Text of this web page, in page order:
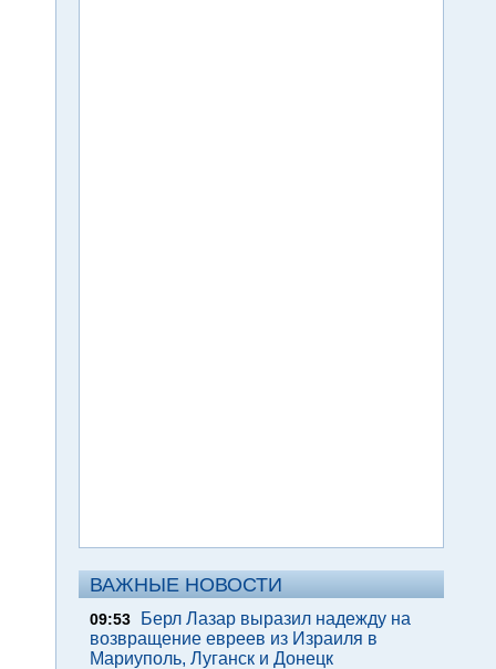
ВАЖНЫЕ НОВОСТИ
09:53
Берл Лазар выразил надежду на
возвращение евреев из Израиля в
Мариуполь, Луганск и Донецк